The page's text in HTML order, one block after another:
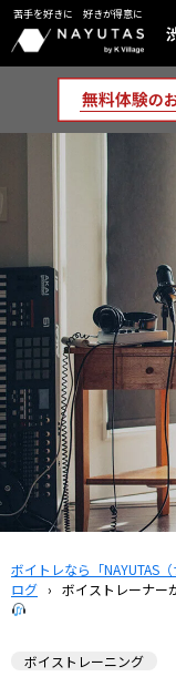
苦手を好きに 好きが得意に
ボイトレなら「NAYUTAS（
ログ › ボイストレーナー
ボイストレーニング